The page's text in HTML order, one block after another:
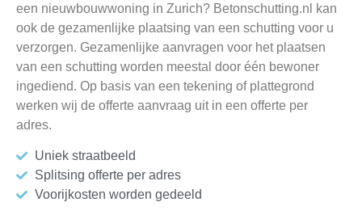
een nieuwbouwwoning in Zurich? Betonschutting.nl kan
ook de gezamenlijke plaatsing van een schutting voor u
verzorgen. Gezamenlijke aanvragen voor het plaatsen
van een schutting worden meestal door één bewoner
ingediend. Op basis van een tekening of plattegrond
werken wij de offerte aanvraag uit in een offerte per
adres.
Uniek straatbeeld
Splitsing offerte per adres
Voorijkosten worden gedeeld